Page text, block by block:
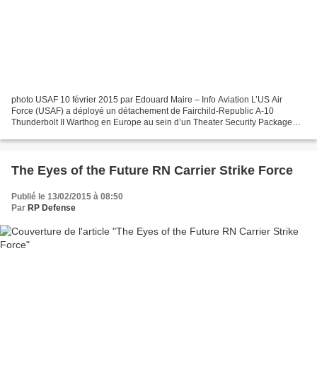
photo USAF 10 février 2015 par Edouard Maire – Info Aviation L’US Air
Force (USAF) a déployé un détachement de Fairchild-Republic A-10
Thunderbolt II Warthog en Europe au sein d’un Theater Security Package
The Eyes of the Future RN Carrier Strike Force
Publié le 13/02/2015 à 08:50
Par RP Defense